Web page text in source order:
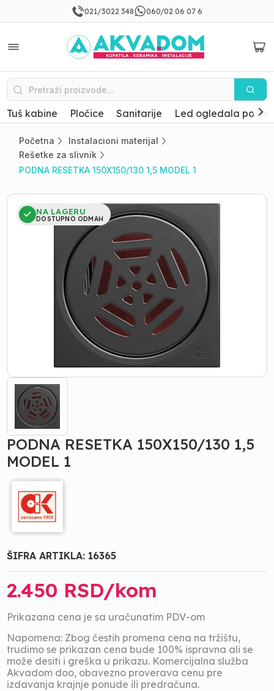
021/3022 348 060/02 06 07 6
Tuš kabine Pločice Sanitarije Led ogledala po
Početna
Instalacioni materijal
Rešetke za slivnik
PODNA RESETKA 150X150/130 1,5 MODEL 1
NA LAGERU
DOSTUPNO ODMAH
PODNA RESETKA 150X150/130 1,5
MODEL 1
ŠIFRA ARTIKLA: 16365
2.450 RSD/kom
Prikazana cena je sa uračunatim PDV-om
Napomena: Zbog čestih promena cena na tržištu,
trudimo se prikazan cena bude 100% ispravna ali se
može desiti i greška u prikazu. Komercijalna služba
Akvadom doo, obavezno proverava cenu pre
izdavanja krajnje ponude ili predračuna.